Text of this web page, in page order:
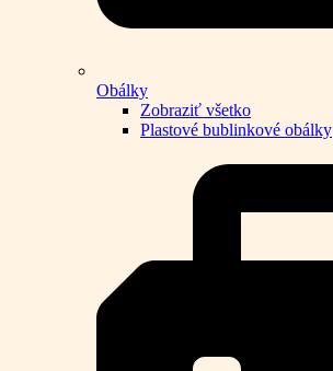
Obálky
Zobraziť všetko
Plastové bublinkové obálky